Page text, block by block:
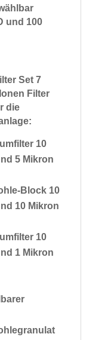
und 100
Set 7
Filter
die
10
5 Mikron
Block 10
10 Mikron
10
1 Mikron